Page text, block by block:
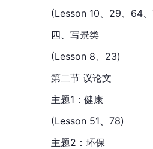
(Lesson 10、29、64
四、写景类
(Lesson 8、23)
第二节 议论文
主题1：健康
(Lesson 51、78)
主题2：环保